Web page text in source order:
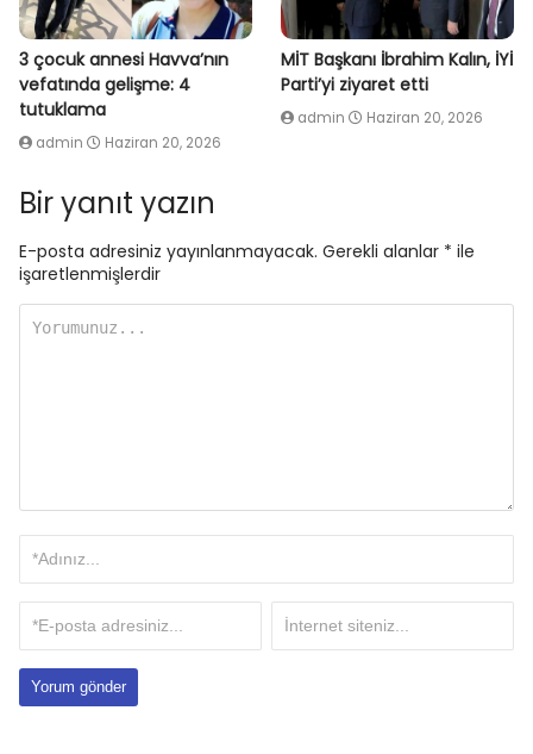
3 çocuk annesi Havva’nın
vefatında gelişme: 4
tutuklama
admin Haziran 20, 2026
MİT Başkanı İbrahim Kalın, İYİ
Parti’yi ziyaret etti
admin Haziran 20, 2026
Bir yanıt yazın
E-posta adresiniz yayınlanmayacak. Gerekli alanlar * ile
işaretlenmişlerdir